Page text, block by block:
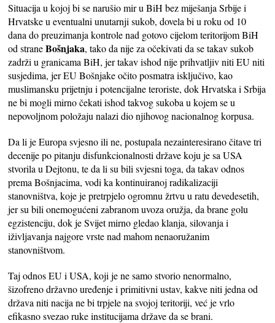
Situacija u kojoj bi se narušio mir u BiH bez miješanja Srbije i
Hrvatske u eventualni unutarnji sukob, dovela bi u roku od 10
dana do preuzimanja kontrole nad gotovo cijelom teritorijom BiH
od straneBošnjaka, tako da nije za očekivati da se takav sukob
zadrži u granicama BiH, jer takav ishod nije prihvatljiv niti EU niti
susjedima, jer EU Bošnjake očito posmatra isključivo, kao
muslimansku prijetnju i potencijalne teroriste, dok Hrvatska i Srbija
ne bi mogli mirno čekati ishod takvog sukoba u kojem se u
nepovoljnom položaju nalazi dio njihovog nacionalnog korpusa.
Da li je Europa svjesno ili ne, postupala nezainteresirano čitave tri
decenije po pitanju disfunkcionalnosti države koju je sa USA
stvorila u Dejtonu, te da li su bili svjesni toga, da takav odnos
prema Bošnjacima, vodi ka kontinuiranoj radikalizaciji
stanovništva, koje je pretrpjelo ogromnu žrtvu u ratu devedesetih,
jer su bili onemogućeni zabranom uvoza oružja, da brane golu
egzistenciju, dok je Svijet mirno gledao klanja, silovanja i
iživljavanja najgore vrste nad mahom nenaoružanim
stanovništvom.
Taj odnos EU i USA, koji je ne samo stvorio nenormalno,
šizofreno državno uređenje i primitivni ustav, kakve niti jedna od
država niti nacija ne bi trpjele na svojoj teritoriji, već je vrlo
efikasno svezao ruke institucijama države da se brani.